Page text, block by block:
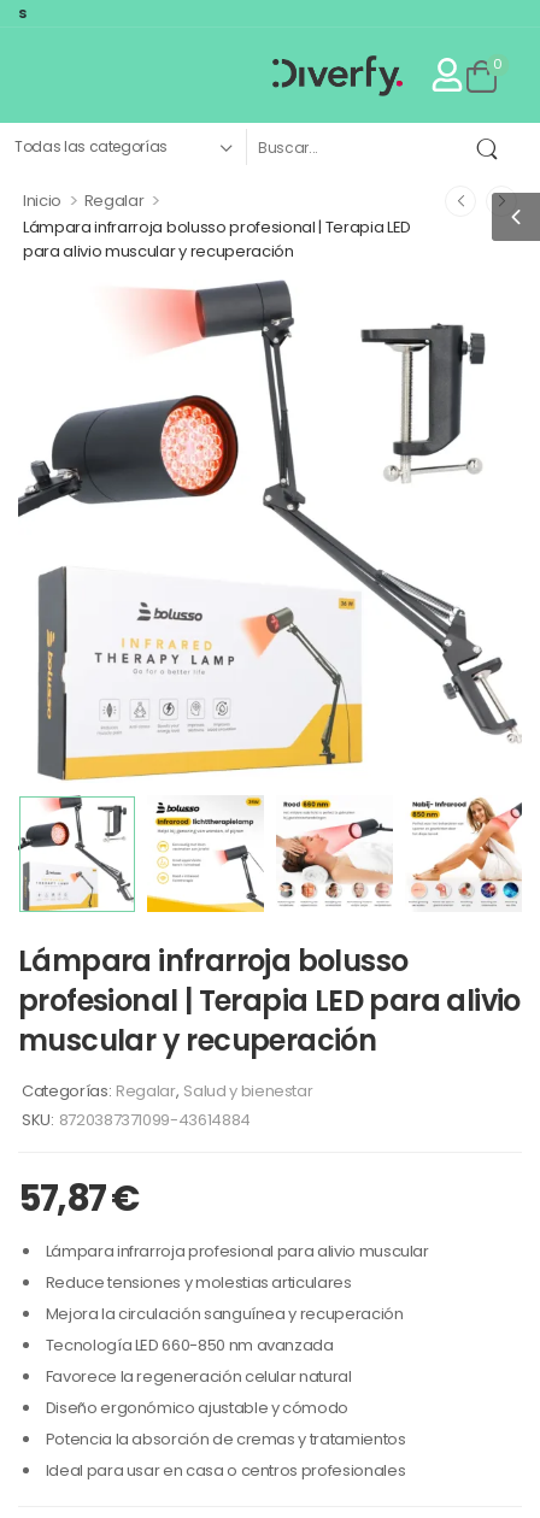
0
Inicio > Regalar >
Lámpara infrarroja bolusso profesional | Terapia LED
para alivio muscular y recuperación
Lámpara infrarroja bolusso
profesional | Terapia LED para alivio
muscular y recuperación
Categorías: Regalar, Salud y bienestar
SKU: 8720387371099-43614884
57,87€
Lámpara infrarroja profesional para alivio muscular
Reduce tensiones y molestias articulares
Mejora la circulación sanguínea y recuperación
Tecnología LED 660-850 nm avanzada
Favorece la regeneración celular natural
Diseño ergonómico ajustable y cómodo
Potencia la absorción de cremas y tratamientos
Ideal para usar en casa o centros profesionales